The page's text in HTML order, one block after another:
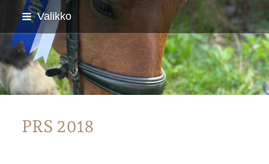
Siirry
sivun
sisältöön
Valikko
Parkanon Ratsastajat
PRS 2018